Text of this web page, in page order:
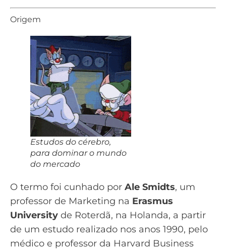
Origem
Estudos do cérebro,
para dominar o mundo
do mercado
O termo foi cunhado por Ale Smidts, um
professor de Marketing na Erasmus
University de Roterdã, na Holanda, a partir
de um estudo realizado nos anos 1990, pelo
médico e professor da Harvard Business